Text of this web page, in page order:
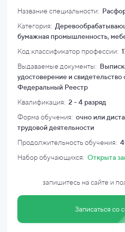
Название специальности:
Категория:
бумажная промышленность,
Код классификатор профессии:
Выдаваемые документы:
удостоверение и свидетельство
Федеральный Реестр
Квалификация: 2 - 4 разряд
Форма обучения: очно или
трудовой деятельности
Продолжительность обучения:
Набор обучающихся: Открыта
запишитесь на сайте и
Записаться со